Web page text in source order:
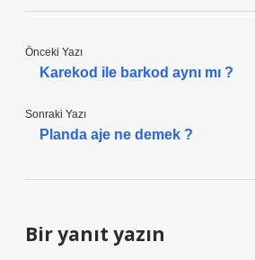
Önceki Yazı
Karekod ile barkod aynı mı ?
Sonraki Yazı
Planda aje ne demek ?
Bir yanıt yazın